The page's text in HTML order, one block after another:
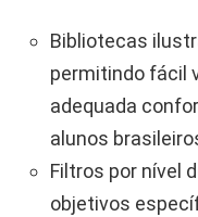
Bibliotecas
permitindo fácil
adequada
alunos
Filtros por nível
objetivos